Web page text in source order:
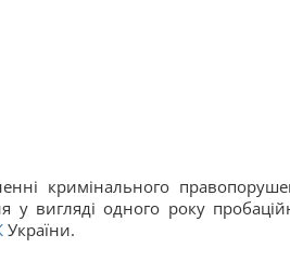
кримінального
вигляді одного року
України.